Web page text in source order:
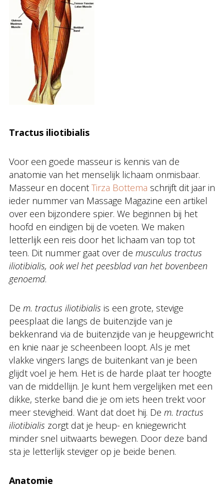
Tractus iliotibialis
Voor een goede masseur is kennis van de
anatomie van het menselijk lichaam onmisbaar.
Masseur en docent Tirza Bottema schrijft dit jaar in
ieder nummer van Massage Magazine een artikel
over een bijzondere spier. We beginnen bij het
hoofd en eindigen bij de voeten. We maken
letterlijk een reis door het lichaam van top tot
teen. Dit nummer gaat over de musculus tractus
iliotibialis, ook wel het peesblad van het bovenbeen
genoemd.
De m. tractus iliotibialis is een grote, stevige
peesplaat die langs de buitenzijde van je
bekkenrand via de buitenzijde van je heupgewricht
en knie naar je scheenbeen loopt. Als je met
vlakke vingers langs de buitenkant van je been
glijdt voel je hem. Het is de harde plaat ter hoogte
van de middellijn. Je kunt hem vergelijken met een
dikke, sterke band die je om iets heen trekt voor
meer stevigheid. Want dat doet hij. De m. tractus
iliotibialis zorgt dat je heup- en kniegewricht
minder snel uitwaarts bewegen. Door deze band
sta je letterlijk steviger op je beide benen.
Anatomie